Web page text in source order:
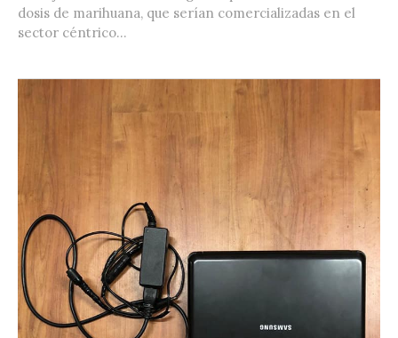
dosis de marihuana, que serían comercializadas en el
sector céntrico...